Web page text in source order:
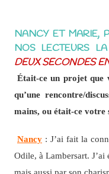
NANCY ET MARIE,
NOS LECTEURS
DEUX SECONDES
Était-ce un projet que
qu’une rencontre/
mains, ou était-ce votre
Nancy : J’ai fait la
Odile, à Lambersart. J’ai
mais aussi par son